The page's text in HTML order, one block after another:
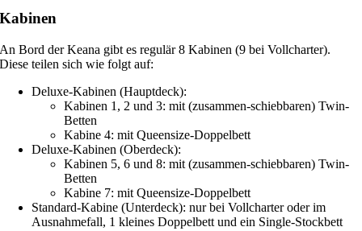
Kabinen
An Bord der Keana gibt es regulär 8 Kabinen (9 bei Vollcharter).
Diese teilen sich wie folgt auf:
Deluxe-Kabinen (Hauptdeck):
Kabinen 1, 2 und 3: mit (zusammen-schiebbaren) Twin-
Betten
Kabine 4: mit Queensize-Doppelbett
Deluxe-Kabinen (Oberdeck):
Kabinen 5, 6 und 8: mit (zusammen-schiebbaren) Twin-
Betten
Kabine 7: mit Queensize-Doppelbett
Standard-Kabine (Unterdeck): nur bei Vollcharter oder im
Ausnahmefall, 1 kleines Doppelbett und ein Single-Stockbett